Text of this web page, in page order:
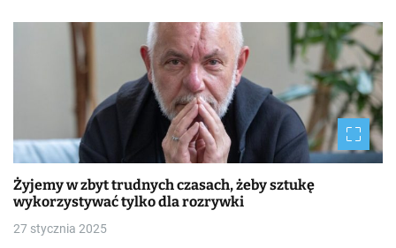
Żyjemy w zbyt trudnych czasach, żeby sztukę
wykorzystywać tylko dla rozrywki
27 stycznia 2025